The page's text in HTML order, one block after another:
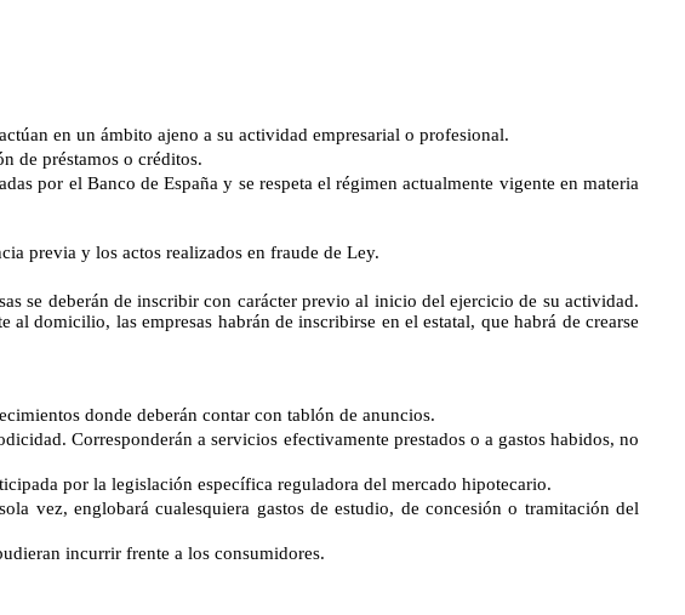
en un ámbito ajeno a su actividad empresarial o profesional.
de préstamos o créditos.
por el Banco de España y se respeta el régimen actualmente vigente en materia
previa y los actos realizados en fraude de Ley.
se deberán de inscribir con carácter previo al inicio del ejercicio de su actividad.
domicilio, las empresas habrán de inscribirse en el estatal, que habrá de crearse
donde deberán contar con tablón de anuncios.
Corresponderán a servicios efectivamente prestados o a gastos habidos, no
por la legislación específica reguladora del mercado hipotecario.
vez, englobará cualesquiera gastos de estudio, de concesión o tramitación del
incurrir frente a los consumidores.